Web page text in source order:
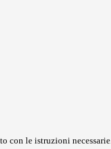
con le istruzioni necessarie.